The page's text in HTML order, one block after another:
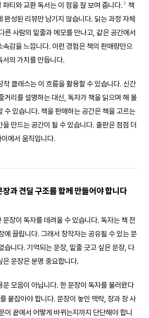
파티와 교환 독서는 이 점을 잘 보여 줍니다.3 책
완성된 리뷰만 남기지 않습니다. 읽는 과정 자체
른 사람의 밑줄과 메모를 만나고, 같은 공간에서
속감을 느낍니다. 이런 경험은 책의 판매량만으
서의 가치를 만듭니다.
작 클래스는 이 흐름을 활용할 수 있습니다. 신간
거리를 설명하는 대신, 독자가 책을 읽으며 해 볼
수 있습니다. 책을 판매하는 공간은 책을 고르는
만드는 공간이 될 수 있습니다. 출판은 점점 더
에서 움직입니다.
과 견딜 구조를 함께 만들어야 합니다
문장이 독자를 데려올 수 있습니다. 독자는 책 전
에 끌립니다. 그래서 창작자는 공유될 수 있는 문
습니다. 기억되는 문장, 밑줄 긋고 싶은 문장, 다
은 문장은 분명 중요합니다.
문 모음이 아닙니다. 한 문장이 독자를 불러왔다
붙잡아야 합니다. 문장이 놓인 맥락, 장과 장 사
이 끝에서 어떻게 바뀌는지까지 단단해야 합니